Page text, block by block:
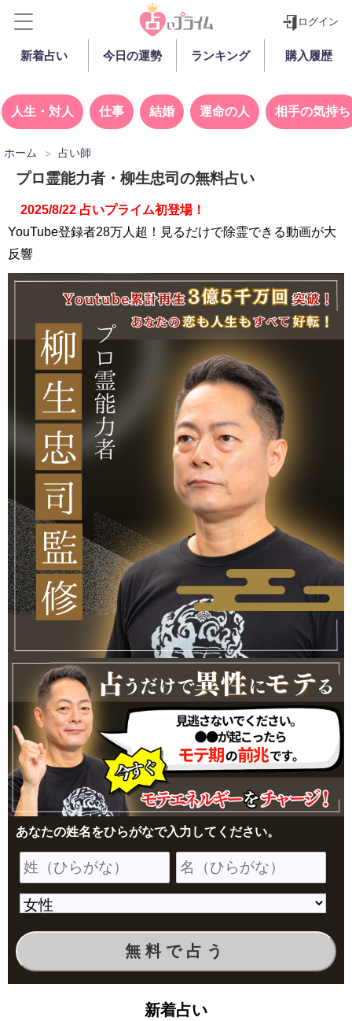
ログイン
新着占い 今日の運勢 ランキング 購入履歴
人生・対人 仕事 結婚 運命の人 相手の気持ち
ホーム 占い師
プロ霊能力者・柳生忠司の無料占い
2025/8/22 占いプライム初登場！
YouTube登録者28万人超！見るだけで除霊できる動画が大
反響
あなたの姓名をひらがなで入力してください。
無料で占う
新着占い